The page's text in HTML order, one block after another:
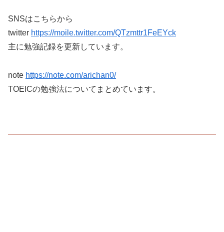
SNSはこちらから
twitter https://moile.twitter.com/QTzmttr1FeEYck
主に勉強記録を更新しています。
note https://note.com/arichan0/
TOEICの勉強法についてまとめています。